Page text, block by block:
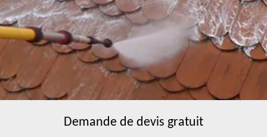
Demande de devis gratuit